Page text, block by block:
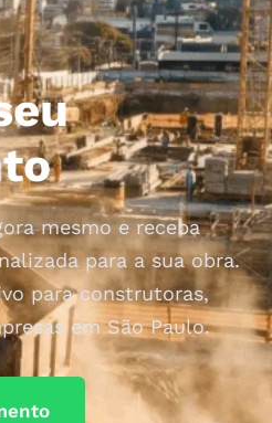
mesmo e receba
para a sua obra.
para construtoras,
em São Paulo.